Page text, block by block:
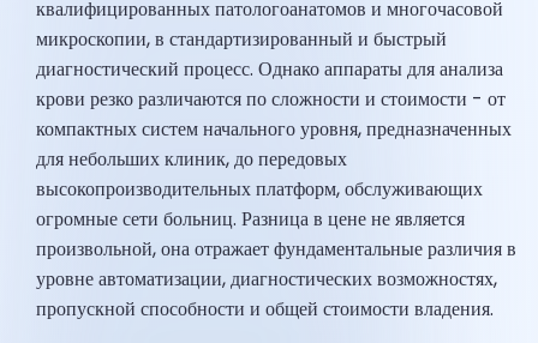
квалифицированных патологоанатомов и многочасовой
микроскопии, в стандартизированный и быстрый
диагностический процесс. Однако аппараты для анализа
крови резко различаются по сложности и стоимости - от
компактных систем начального уровня, предназначенных
для небольших клиник, до передовых
высокопроизводительных платформ, обслуживающих
огромные сети больниц. Разница в цене не является
произвольной, она отражает фундаментальные различия в
уровне автоматизации, диагностических возможностях,
пропускной способности и общей стоимости владения.